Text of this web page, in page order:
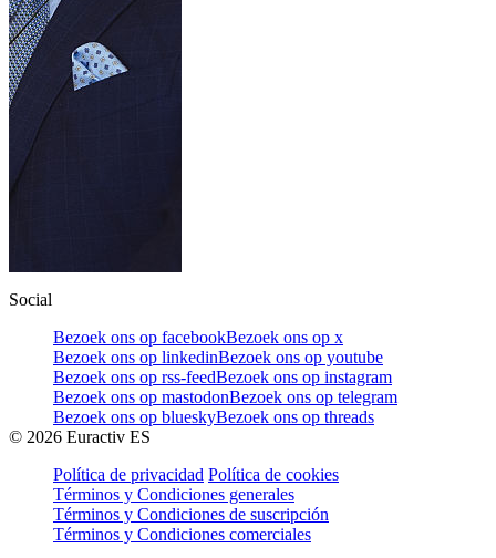
Social
Bezoek ons op facebookBezoek ons op x
Bezoek ons op linkedinBezoek ons op youtube
Bezoek ons op rss-feedBezoek ons op instagram
Bezoek ons op mastodonBezoek ons op telegram
Bezoek ons op blueskyBezoek ons op threads
© 2026 Euractiv ES
Política de privacidad Política de cookies
Términos y Condiciones generales
Términos y Condiciones de suscripción
Términos y Condiciones comerciales